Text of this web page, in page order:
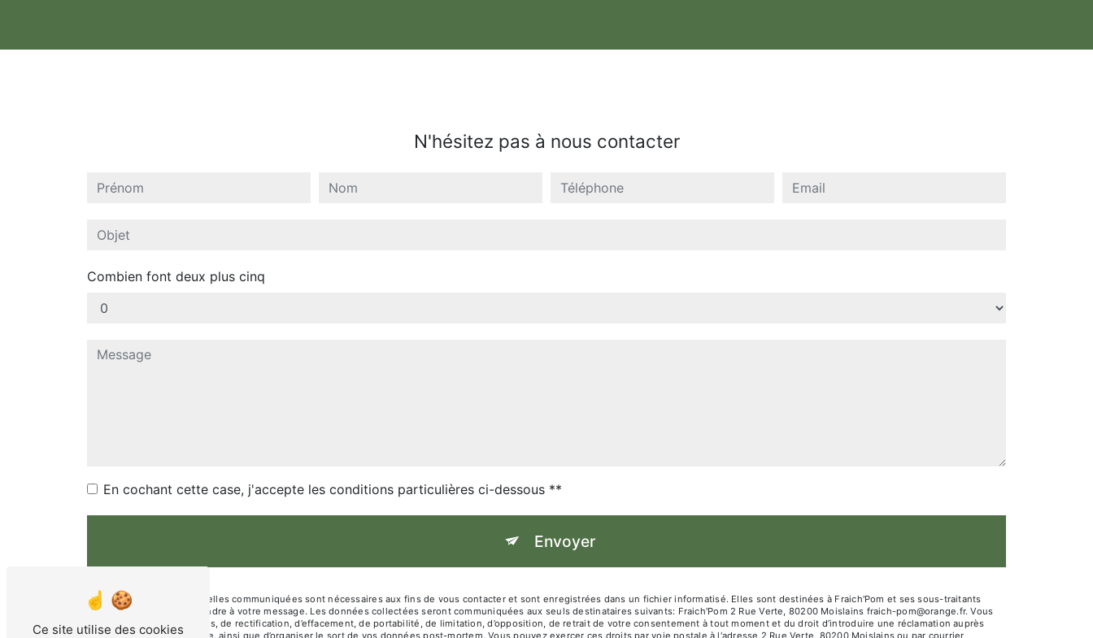
N'hésitez pas à nous contacter
Combien font deux plus cinq
En cochant cette case, j'accepte les conditions particulières ci-dessous **
Envoyer
** Les données personnelles communiquées sont nécessaires aux fins de vous contacter et sont enregistrées dans un fichier informatisé. Elles sont destinées à Fraich'Pom et ses sous-traitants
dans le seul but de répondre à votre message. Les données collectées seront communiquées aux seuls destinataires suivants: Fraich'Pom 2 Rue Verte, 80200 Moislains fraich-pom@orange.fr. Vous
disposez de droits d’accès, de rectification, d’effacement, de portabilité, de limitation, d’opposition, de retrait de votre consentement à tout moment et du droit d’introduire une réclamation auprès
Ce site utilise des cookies